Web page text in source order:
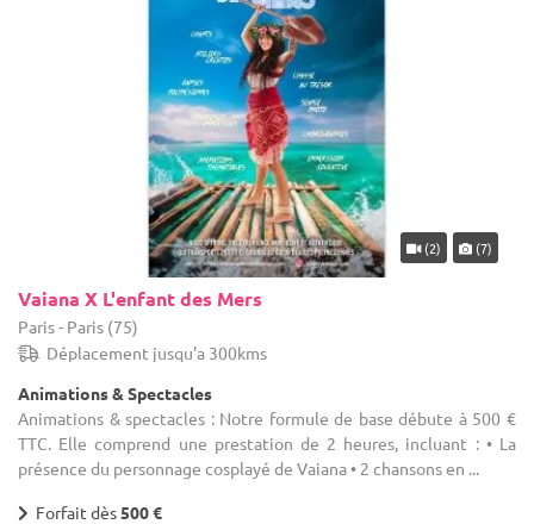
(2) (7)
Vaiana X L'enfant des Mers
Paris - Paris (75)
Déplacement jusqu'a 300kms
Animations & Spectacles
Animations & spectacles : Notre formule de base débute à 500 €
TTC. Elle comprend une prestation de 2 heures, incluant : • La
présence du personnage cosplayé de Vaiana • 2 chansons en ...
Forfait dès500 €